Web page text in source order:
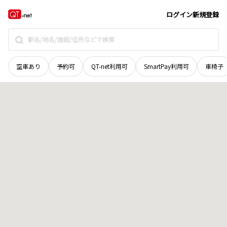
ログイン新規登録
空車あり 予約可 QT-net利用可 SmartPay利用可 車椅子
岡山県